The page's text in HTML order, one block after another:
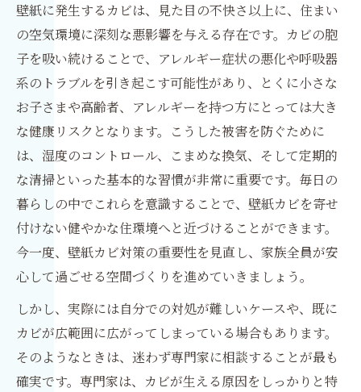
壁紙に発生するカビは、見た目の不快さ以上に、住まい
の空気環境に深刻な悪影響を与える存在です。カビの胞
子を吸い続けることで、アレルギー症状の悪化や呼吸器
系のトラブルを引き起こす可能性があり、とくに小さな
お子さまや高齢者、アレルギーを持つ方にとっては大き
な健康リスクとなります。こうした被害を防ぐために
は、湿度のコントロール、こまめな換気、そして定期的
な清掃といった基本的な習慣が非常に重要です。毎日の
暮らしの中でこれらを意識することで、壁紙カビを寄せ
付けない健やかな住環境へと近づけることができます。
今一度、壁紙カビ対策の重要性を見直し、家族全員が安
心して過ごせる空間づくりを進めていきましょう。
しかし、実際には自分での対処が難しいケースや、既に
カビが広範囲に広がってしまっている場合もあります。
そのようなときは、迷わず専門家に相談することが最も
確実です。専門家は、カビが生える原因をしっかりと特